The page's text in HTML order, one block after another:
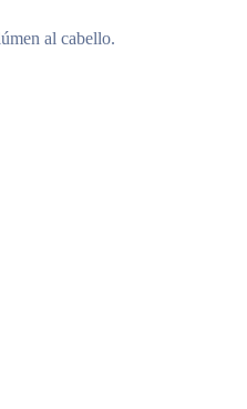
al cabello.